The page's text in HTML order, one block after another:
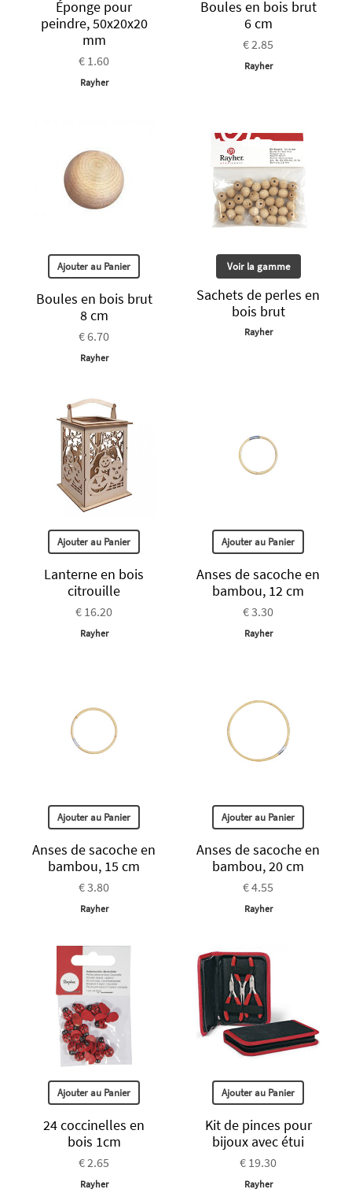
Éponge pour
peindre, 50x20x20
mm
€ 1.60
Rayher
Boules en bois brut
6 cm
€ 2.85
Rayher
Ajouter au Panier
Boules en bois brut
8 cm
€ 6.70
Rayher
Voir la gamme
Sachets de perles en
bois brut
Rayher
Ajouter au Panier
Lanterne en bois
citrouille
€ 16.20
Rayher
Ajouter au Panier
Anses de sacoche en
bambou, 12 cm
€ 3.30
Rayher
Ajouter au Panier
Anses de sacoche en
bambou, 15 cm
€ 3.80
Rayher
Ajouter au Panier
Anses de sacoche en
bambou, 20 cm
€ 4.55
Rayher
Ajouter au Panier
24 coccinelles en
bois 1cm
€ 2.65
Rayher
Ajouter au Panier
Kit de pinces pour
bijoux avec étui
€ 19.30
Rayher